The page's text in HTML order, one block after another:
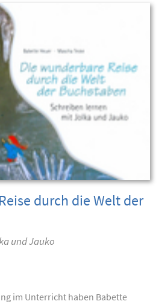
durch die Welt der
und Jauko
im Unterricht haben Babette